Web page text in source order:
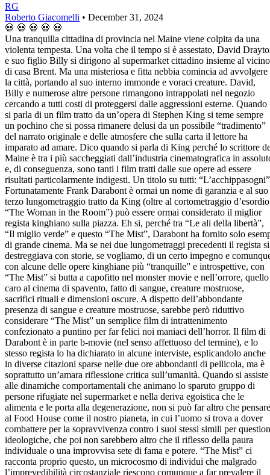
RG
Roberto Giacomelli • December 31, 2024
💀 💀 💀 💀 💀
Una tranquilla cittadina di provincia nel Maine viene colpita da una
violenta tempesta. Una volta che il tempo si è assestato, David
e suo figlio Billy si dirigono al supermarket cittadino insieme al vicino
di casa Brent. Ma una misteriosa e fitta nebbia comincia ad avvolgere
la città, portando al suo interno immonde e voraci creature. David,
Billy e numerose altre persone rimangono intrappolati nel negozio
cercando a tutti costi di proteggersi dalle aggressioni esterne. Quando
si parla di un film tratto da un’opera di Stephen King si teme sempre
un pochino che si possa rimanere delusi da un possibile “tradimento”
del narrato originale e delle atmosfere che sulla carta il lettore ha
imparato ad amare. Dico quando si parla di King perché lo scrittore
Maine è tra i più saccheggiati dall’industria cinematografica in
e, di conseguenza, sono tanti i film tratti dalle sue opere ad essere
risultati particolarmente indigesti. Un titolo su tutti:
Fortunatamente Frank Darabont è ormai un nome di garanzia e al suo
terzo lungometraggio tratto da King (oltre al cortometraggio d’esordio
“The Woman in the Room”) può essere ormai considerato il miglior
regista kinghiano sulla piazza. Eh si, perché tra “Le ali della libertà”,
“Il miglio verde” e questo “The Mist”, Darabont ha fornito solo
di grande cinema. Ma se nei due lungometraggi precedenti il regista si
destreggiava con storie, se vogliamo, di un certo impegno e
con alcune delle opere kinghiane più “tranquille” e introspettive, con
“The Mist” si butta a capofitto nel monster movie e nell’orrore, quello
caro al cinema di spavento, fatto di sangue, creature mostruose,
sacrifici rituali e dimensioni oscure. A dispetto dell’abbondante
presenza di sangue e creature mostruose, sarebbe però riduttivo
considerare “The Mist” un semplice film di intrattenimento
confezionato a puntino per far felici noi maniaci dell’horror. Il film di
Darabont è in parte b-movie (nel senso affettuoso del termine), e lo
stesso regista lo ha dichiarato in alcune interviste, esplicandolo anche
in diverse citazioni sparse nelle due ore abbondanti di pellicola, ma è
soprattutto un’amara riflessione critica sull’umanità. Quando si assiste
alle dinamiche comportamentali che animano lo sparuto gruppo di
persone rifugiate nel supermarket e nella deriva egoistica che le
alimenta e le porta alla degenerazione, non si può far altro che pensare
al Food House come il nostro pianeta, in cui l’uomo si trova a dover
combattere per la sopravvivenza contro i suoi stessi simili per
ideologiche, che poi non sarebbero altro che il riflesso della paura
individuale o una improvvisa sete di fama e potere. “The Mist” ci
racconta proprio questo, un microcosmo di individui che malgrado
l’imprevedibilità circostanziale riescono comunque a far prevalere il